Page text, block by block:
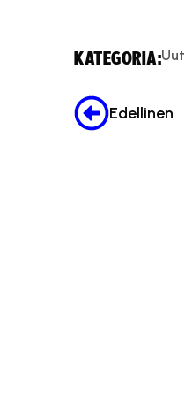
KATEGORIA:
Edellinen